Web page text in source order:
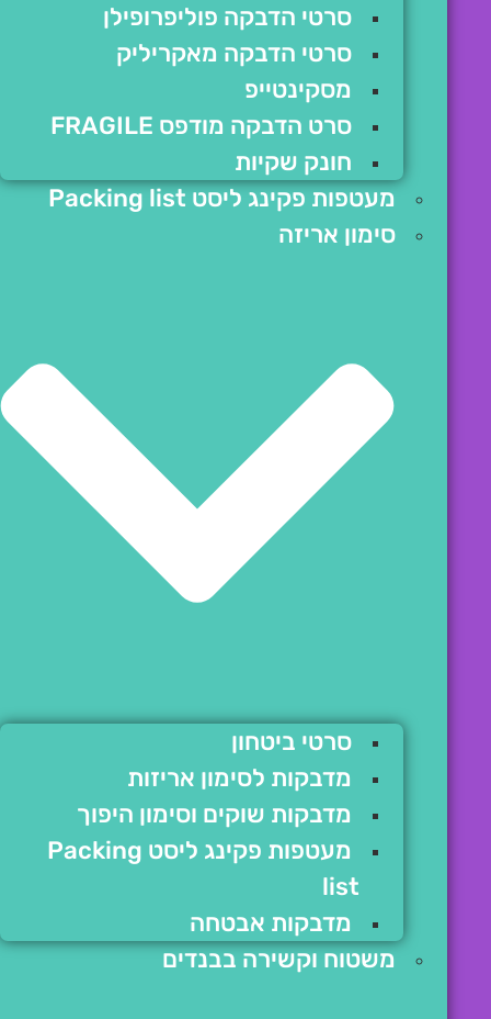
סרטי הדבקה פוליפרופילן
סרטי הדבקה מאקריליק
מסקינטייפ
סרט הדבקה מודפס FRAGILE
חונק שקיות
מעטפות פקינג ליסט Packing list
סימון אריזה
סרטי ביטחון
מדבקות לסימון אריזות
מדבקות שוקים וסימון היפוך
מעטפות פקינג ליסט Packing
list
מדבקות אבטחה
משטוח וקשירה בבנדים